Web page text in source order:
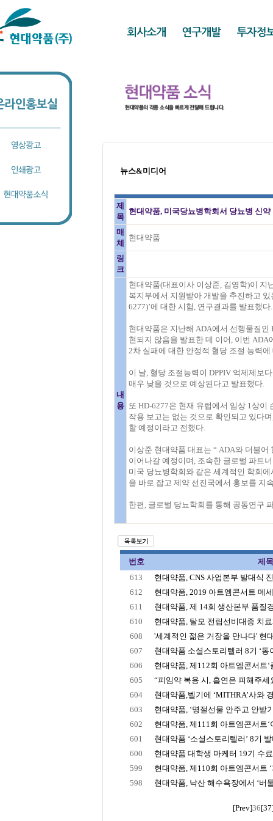
뉴스&미디어
제
목
현대약품, 미국당뇨병학회서 당뇨병 신
매
체
현대약품
링
크
내
용
현대약품(대표이사 이상준, 김영학)이 지
복지부에서 지원받아 개발을 추진하고 있
6277)’에 대한 시험, 연구결과를 발표했다.
현대약품은 지난해 ADA에서 선행물질인
현되지 않음을 발표한 데 이어, 이번
2차 실패에 대한 안정적 혈당 조절 능력에
이 날, 혈당 조절능력이 DPPIV 억제제보
매우 낮을 것으로 예상된다고 발표했다.
또 HD-6277은 현재 유럽에서 임상 1상
작용 보고는 없는 것으로 확인되고 있다
할 예정이라고 전했다.
이상준 현대약품 대표는 “ ADA와 더불
이어나갈 예정이며, 조속한 글로벌 파트
미국 당뇨병학회와 같은 세계적인 학회
을 바로 잡고 제약 선진국에서 홍보를 지
한편, 글로벌 당뇨학회를 통해 공동연구
번호
제목
613
현대약품, CNS 사업본부 발대식
612
현대약품, 2019 아트엠콘서트 메
611
현대약품, 제 14회 생산본부 품질
610
현대약품, 탈모 전립선비대증 치
608
'세계적인 젊은 거장을 만나다' 현
607
현대약품 소셜스토리텔러 8기 ‘동
606
현대약품, 제112회 아트엠콘서트
605
“피임약 복용 시, 흡연은 피해주세
604
현대약품,벨기에 ‘MITHRA’사와
603
현대약품, ‘명절선물 안주고 안받
602
현대약품, 제111회 아트엠콘서트‘
601
현대약품 ‘소셜스토리텔러’ 8기
600
현대약품 대학생 마케터 19기 수
599
현대약품, 제110회 아트엠콘서트
598
현대약품, 낙산 해수욕장에서 ‘버
[Prev]36